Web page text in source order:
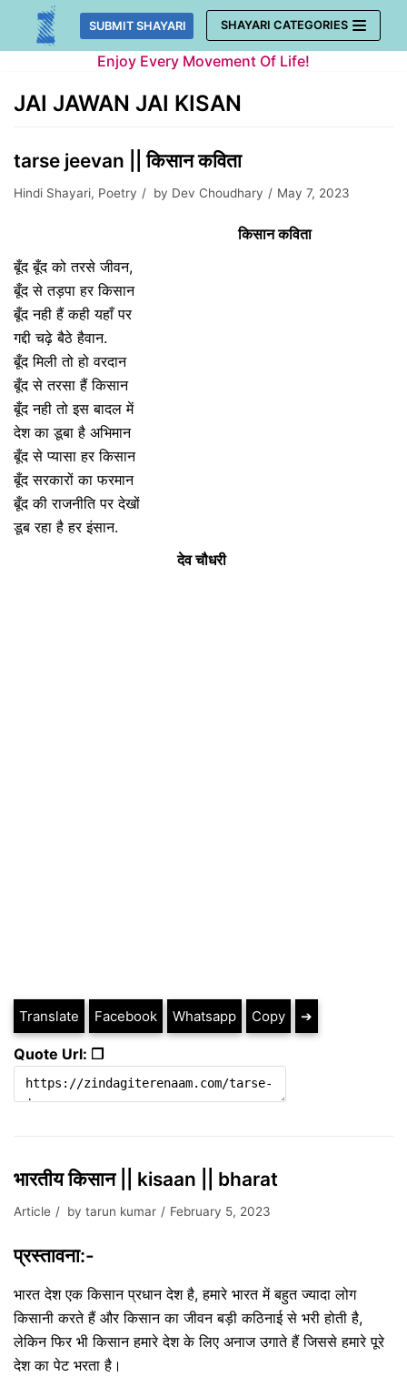
Skip
SUBMIT SHAYARI SHAYARI CATEGORIES
Enjoy Every Movement Of Life!
JAI JAWAN JAI KISAN
tarse jeevan || किसान कविता
Hindi Shayari, Poetry by Dev Choudhary May 7, 2023
किसान कविता
बूँद बूँद को तरसे जीवन,
बूँद से तड़पा हर किसान
बूँद नही हैं कही यहाँ पर
गद्दी चढ़े बैठे हैवान.
बूँद मिली तो हो वरदान
बूँद से तरसा हैं किसान
बूँद नही तो इस बादल में
देश का डूबा है अभिमान
बूँद से प्यासा हर किसान
बूँद सरकारों का फरमान
बूँद की राजनीति पर देखों
डूब रहा है हर इंसान.
देव चौधरी
Translate Facebook Whatsapp Copy ➔
Quote Url: ❐
भारतीय किसान || kisaan || bharat
Article by tarun kumar February 5, 2023
प्रस्तावना:-
भारत देश एक किसान प्रधान देश है, हमारे भारत में बहुत ज्यादा लोग
किसानी करते हैं और किसान का जीवन बड़ी कठिनाई से भरी होती है,
लेकिन फिर भी किसान हमारे देश के लिए अनाज उगाते हैं जिससे हमारे पूरे
देश का पेट भरता है।